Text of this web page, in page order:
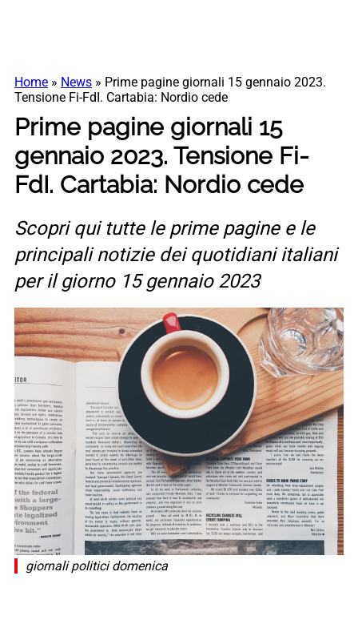
Home » News » Prime pagine giornali 15 gennaio 2023.
Tensione Fi-FdI. Cartabia: Nordio cede
Prime pagine giornali 15
gennaio 2023. Tensione Fi-
FdI. Cartabia: Nordio cede
Scopri qui tutte le prime pagine e le
principali notizie dei quotidiani italiani
per il giorno 15 gennaio 2023
giornali politici domenica